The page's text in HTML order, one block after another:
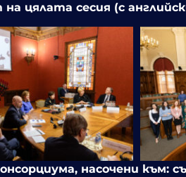
цялата сесия (с
насочени към: